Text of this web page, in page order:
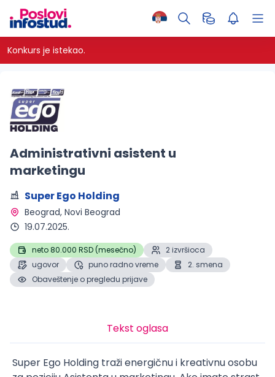
Konkurs je istekao.
Administrativni asistent u
marketingu
Super Ego Holding
Beograd, Novi Beograd
19.07.2025.
neto 80.000 RSD (mesečno)
2 izvršioca
ugovor
puno radno vreme
2. smena
Obaveštenje o pregledu prijave
Tekst oglasa
Super Ego Holding traži energičnu i kreativnu osobu